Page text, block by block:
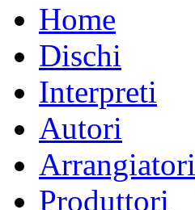
Home
Dischi
Interpreti
Autori
Arrangiatori
Produttori